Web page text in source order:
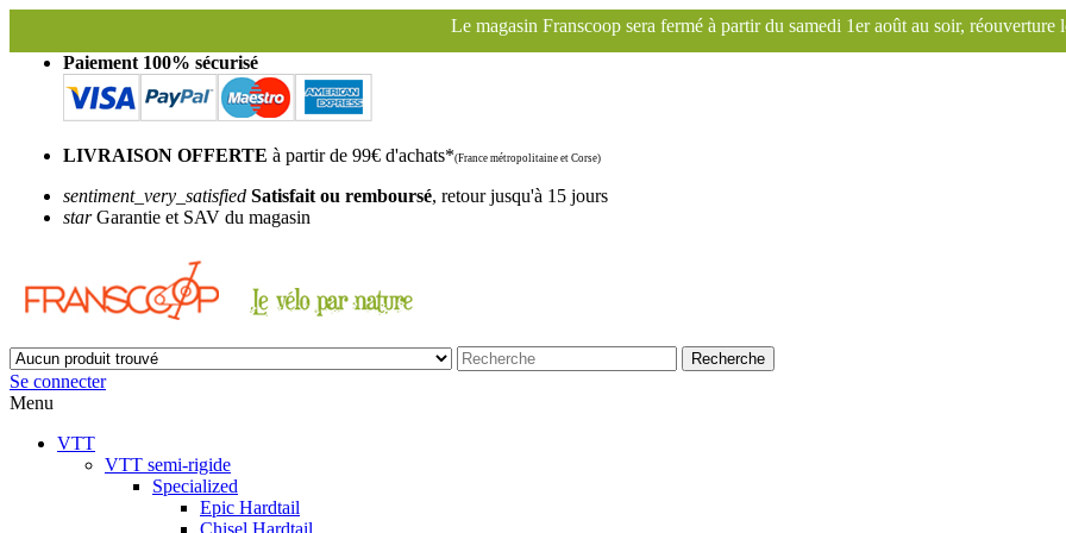
Le magasin Franscoop sera fermé à partir du samedi 1er août au soir, réouverture le mardi 1er
Paiement 100% sécurisé
LIVRAISON OFFERTE à partir de 99€ d'achats*(France métropolitaine et Corse)
sentiment_very_satisfied Satisfait ou remboursé, retour jusqu'à 15 jours
starGarantie et SAV du magasin
Recherche
Se connecter
Menu
VTT
VTT semi-rigide
Specialized
Epic Hardtail
Chisel Hardtail